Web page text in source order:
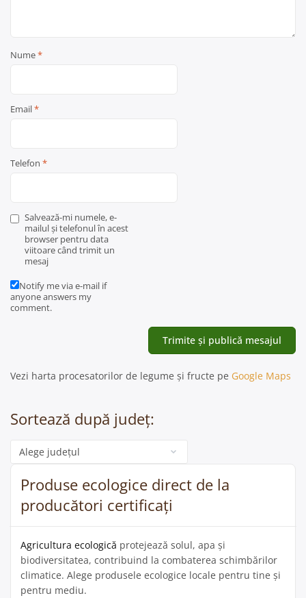
Nume*
Email*
Telefon *
Salvează-mi numele, e-
mailul și telefonul în acest
browser pentru data
viitoare când trimit un
mesaj
Notify me via e-mail if
anyone answers my
comment.
Vezi harta procesatorilor de legume și fructe pe Google Maps
Sortează după județ:
Categorie
Produse ecologice direct de la
producători certificați
Agricultura ecologică protejează solul, apa și
biodiversitatea, contribuind la combaterea schimbărilor
climatice. Alege produsele ecologice locale pentru tine și
pentru mediu.